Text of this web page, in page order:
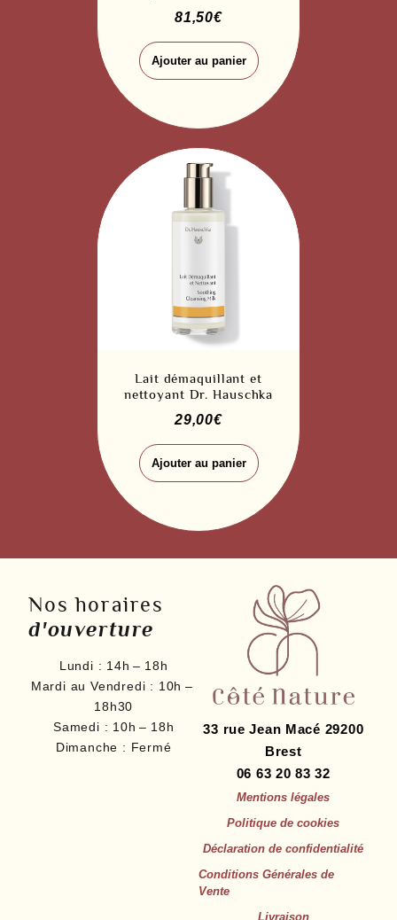
81,50€
Ajouter au panier
Lait démaquillant et
nettoyant Dr. Hauschka
29,00€
Ajouter au panier
33 rue Jean Macé 29200
Brest
06 63 20 83 32
Mentions légales
Politique de cookies
Déclaration de confidentialité
Conditions Générales de
Vente
Livraison
Nos horaires
d'ouverture
Lundi : 14h – 18h
Mardi au Vendredi : 10h –
18h30
Samedi : 10h – 18h
Dimanche : Fermé